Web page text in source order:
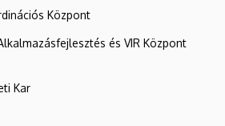
Központ
és VIR Központ
Kar